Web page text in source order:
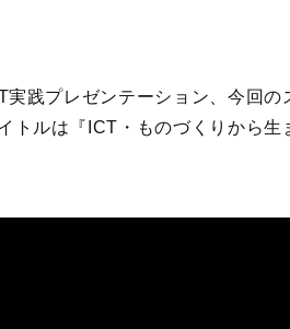
実践プレゼンテーション、今回
トルは『ICT・ものづくりから